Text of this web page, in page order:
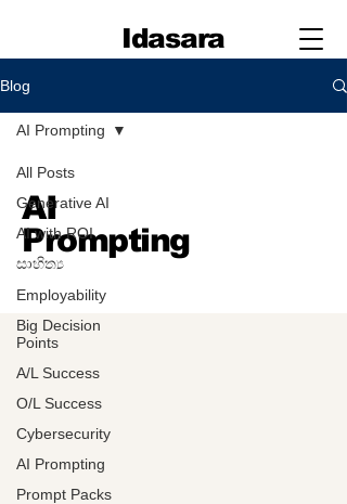
Idasara
Blog
All Posts
Generative AI
AI with ROI
සාහිත්‍ය
Employability
Big Decision
Points
A/L Success
O/L Success
Cybersecurity
AI Prompting
Prompt Packs
AI Prompting
AI
Prompting